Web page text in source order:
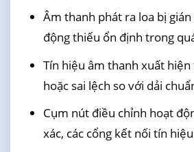
Âm thanh phát ra loa bị
động thiếu ổn định trong
Tín hiệu âm thanh xuất
hoặc sai lệch so với dải
Cụm nút điều chỉnh hoạt
xác, các cổng kết nối tín